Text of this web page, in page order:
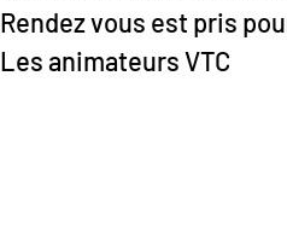
Rendez vous est pris
Les animateurs VTC